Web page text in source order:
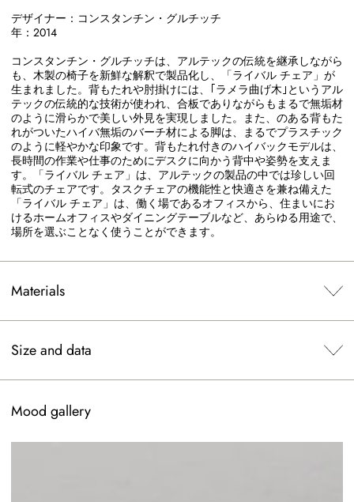
デザイナー：コンスタンチン・グルチッチ
年：2014
コンスタンチン・グルチッチは、アルテックの伝統を継承しながら
も、木製の椅子を新鮮な解釈で製品化し、「ライバル チェア」が
生まれました。背もたれや肘掛けには、｢ラメラ曲げ木｣というアル
テックの伝統的な技術が使われ、合板でありながらもまるで無垢材
のように滑らかで美しい外見を実現しました。また、のある背もた
れがついたハイバ無垢のバーチ材による脚は、まるでプラスチック
のように軽やかな印象です。背もたれ付きのハイバックモデルは、
長時間の作業や仕事のためにデスクに向かう背中や姿勢を支えま
す。「ライバル チェア」は、アルテックの製品の中では珍しい回
転式のチェアです。タスクチェアの機能性と快適さを兼ね備えた
「ライバル チェア」は、働く場であるオフィスから、住まいにお
けるホームオフィスやダイニングテーブルなど、あらゆる用途で、
場所を選ぶことなく使うことができます。
Materials
Size and data
Mood gallery